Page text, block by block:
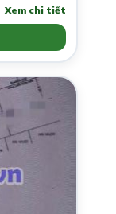
Xem chi tiết